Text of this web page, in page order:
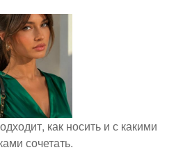
как носить и с какими
сочетать.